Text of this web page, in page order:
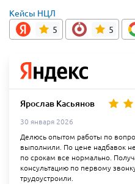
Кейсы НЦЛ
5
5
Ярослав Касьянов
30 января 2026
Делюсь опытом работы по
выполнили. По цене надбавок
по срокам все нормально.
консультацию по первому
трудоустроили.